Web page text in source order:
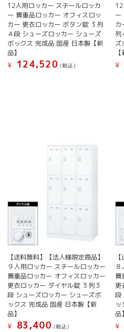
12人用ロッカー スチールロッカ
ー 貴重品ロッカー オフィスロッ
カー 更衣ロッカー ボタン錠 ３列
４段 シューズロッカー シューズ
ボックス 完成品 国産 日本製【新
品】
¥
124,520 (税込）
ー
カ
列
ズ
¥
【送料無料】【法人様限定商品】
９人用ロッカー スチールロッカー
貴重品ロッカー オフィスロッカー
更衣ロッカー ダイヤル錠 ３列３
段 シューズロッカー シューズボ
ックス 完成品 国産 日本製【新
品】
¥
83,400 (税込）
貴
更
段
ッ
品】
¥